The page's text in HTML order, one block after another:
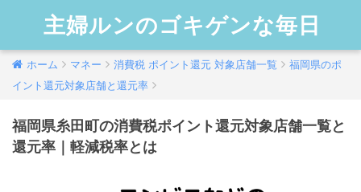
主婦ルンのゴキゲンな毎日
ホーム マネー 消費税 ポイント還元 対象店舗一覧
福岡県のポ
イント還元対象店舗と還元率
福岡県糸田町の消費税ポイント還元対象店舗一覧と
還元率｜軽減税率とは